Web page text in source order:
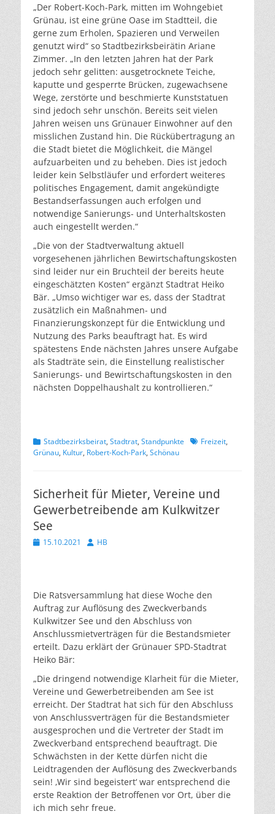
„Der Robert-Koch-Park, mitten im Wohngebiet
Grünau, ist eine grüne Oase im Stadtteil, die
gerne zum Erholen, Spazieren und Verweilen
genutzt wird“ so Stadtbezirksbeirätin Ariane
Zimmer. „In den letzten Jahren hat der Park
jedoch sehr gelitten: ausgetrocknete Teiche,
kaputte und gesperrte Brücken, zugewachsene
Wege, zerstörte und beschmierte Kunststatuen
sind jedoch sehr unschön. Bereits seit vielen
Jahren weisen uns Grünauer Einwohner auf den
misslichen Zustand hin. Die Rückübertragung an
die Stadt bietet die Möglichkeit, die Mängel
aufzuarbeiten und zu beheben. Dies ist jedoch
leider kein Selbstläufer und erfordert weiteres
politisches Engagement, damit angekündigte
Bestandserfassungen auch erfolgen und
notwendige Sanierungs- und Unterhaltskosten
auch eingestellt werden.“
„Die von der Stadtverwaltung aktuell
vorgesehenen jährlichen Bewirtschaftungskosten
sind leider nur ein Bruchteil der bereits heute
eingeschätzten Kosten“ ergänzt Stadtrat Heiko
Bär. „Umso wichtiger war es, dass der Stadtrat
zusätzlich ein Maßnahmen- und
Finanzierungskonzept für die Entwicklung und
Nutzung des Parks beauftragt hat. Es wird
spätestens Ende nächsten Jahres unsere Aufgabe
als Stadträte sein, die Einstellung realistischer
Sanierungs- und Bewirtschaftungskosten in den
nächsten Doppelhaushalt zu kontrollieren.“
Kategorien
Stadtbezirksbeirat, Stadtrat, Standpunkte Schlagworte
Freizeit,
Grünau, Kultur, Robert-Koch-Park, Schönau
Sicherheit für Mieter, Vereine und
Gewerbetreibende am Kulkwitzer
See
Veröffentlicht
15.10.2021 Autor
HB
Die Ratsversammlung hat diese Woche den
Auftrag zur Auflösung des Zweckverbands
Kulkwitzer See und den Abschluss von
Anschlussmietverträgen für die Bestandsmieter
erteilt. Dazu erklärt der Grünauer SPD-Stadtrat
Heiko Bär:
„Die dringend notwendige Klarheit für die Mieter,
Vereine und Gewerbetreibenden am See ist
erreicht. Der Stadtrat hat sich für den Abschluss
von Anschlussverträgen für die Bestandsmieter
ausgesprochen und die Vertreter der Stadt im
Zweckverband entsprechend beauftragt. Die
Schwächsten in der Kette dürfen nicht die
Leidtragenden der Auflösung des Zweckverbands
sein! ‚Wir sind begeistert‘ war entsprechend die
erste Reaktion der Betroffenen vor Ort, über die
ich mich sehr freue.